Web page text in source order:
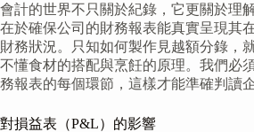
會計的世界不只關於紀錄，它更關於理
在於確保公司的財務報表能真實呈現其
財務狀況。只知如何製作見越額分錄，
不懂食材的搭配與烹飪的原理。我們必
務報表的每個環節，這樣才能準確判讀
對損益表（P&L）的影響